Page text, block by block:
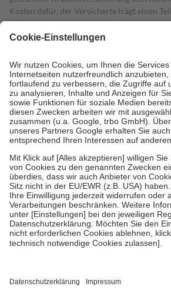
Kosten dafür, der Versicherte trägt einen
mit.
Grundsätzlich leisten Mitglieder
höchstens zehn Euro.
Es sind jedoch nie
Kosten der Leistung zu entrichten.
Diese Regeln gelten grundsätzlich auch für
Bei Heilmitteln und häuslicher
Zuzahlung zehn Prozent der Kosten sowie
Verordnung.
Um das Engagement der Versicherten für
stärken und die besondere Stellung der
fallenkeine Zuzahlungenan bei:
• Kindern und Jugendlichen bis zum
mit Ausnahme der Fahrkosten
• Untersuchungen zur Vorsorge und
GKV getragen werden
• empfohlenen Schutzimpfungen
• Harn- und Blutteststreifen
getroffen, um sicherzustellen, dass es sich